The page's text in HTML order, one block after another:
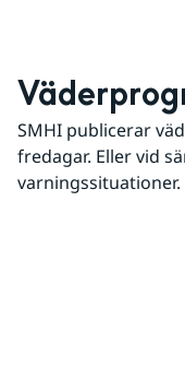
SMHI publicerar
fredagar. Eller vid
varningssituationer.